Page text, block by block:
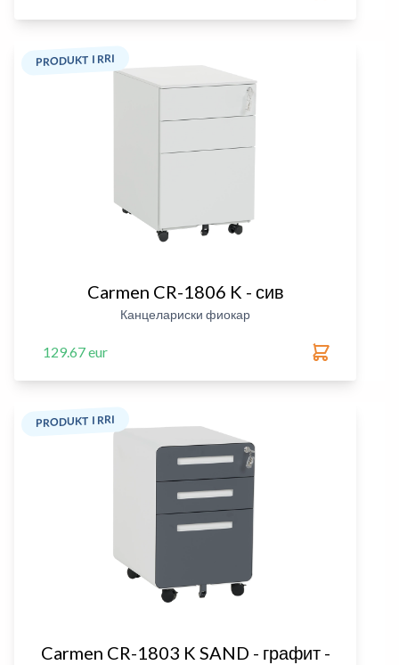
PRODUKT I RRI
Carmen CR-1806 K - сив
Канцелариски фиокар
129.67 eur
PRODUKT I RRI
Carmen CR-1803 K SAND - графит -